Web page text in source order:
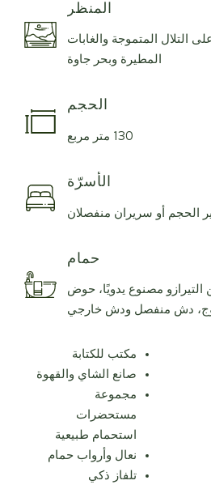
المنظر
التلال المتموجة والغابات
المطيرة وبحر جاوة
الحجم
130 متر مربع
الأسرّة
الحجم أو سريران منفصلان
حمام
مصنوع يدويًا، حوض
دش منفصل ودش خارجي
مكتب للكتابة
صانع الشاي والقهوة
مجموعة
مستحضرات
استحمام طبيعية
نعال وأرواب حمام
تلفاز ذكي